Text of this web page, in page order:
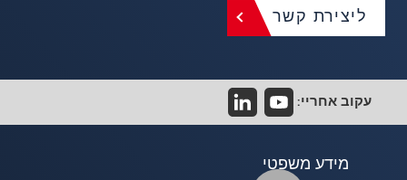
ליצירת קשר
עקוב אחריי:
מידע משפטי